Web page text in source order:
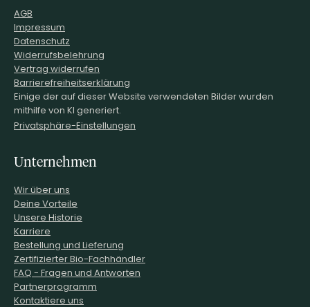
AGB
Impressum
Datenschutz
Widerrufsbelehrung
Vertrag widerrufen
Barrierefreiheitserklärung
Einige der auf dieser Website verwendeten Bilder wurden
mithilfe von KI generiert.
Privatsphäre-Einstellungen
Unternehmen
Wir über uns
Deine Vorteile
Unsere Historie
Karriere
Bestellung und Lieferung
Zertifizierter Bio-Fachhändler
FAQ - Fragen und Antworten
Partnerprogramm
Kontaktiere uns